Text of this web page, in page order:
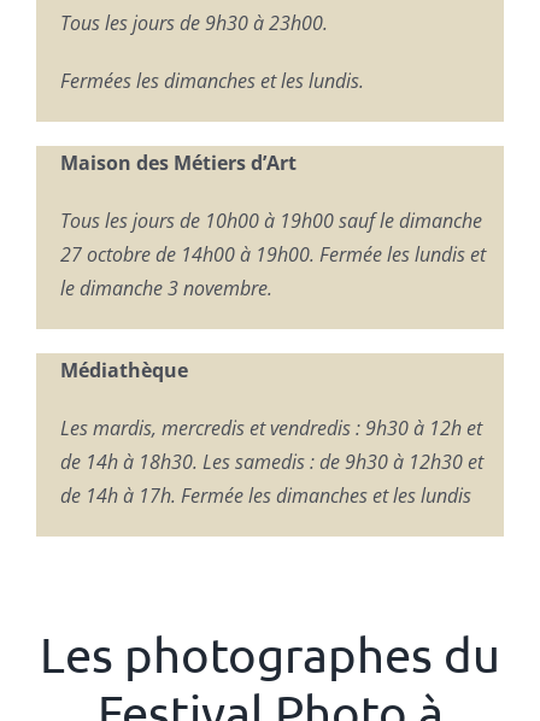
Tous les joursde 9h30 à 23h00.
Fermées les dimancheset les lundis.
Maison des Métiers d’Art
Tous les jours de 10h00 à 19h00 sauf le dimanche
27 octobre de 14h00 à 19h00. Fermée les lundis et
le dimanche 3novembre.
Médiathèque
Les mardis, mercredis et vendredis: 9h30 à 12h et
de 14h à 18h30. Les samedis : de 9h30 à 12h30 et
de 14h à 17h. Fermée les dimanches et les lundis
Les photographes du